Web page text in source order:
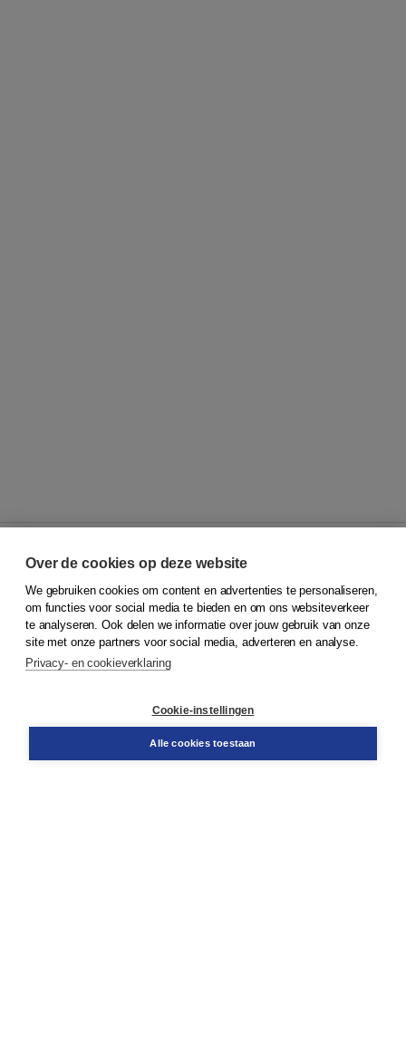
© 2026Koninklijke Boom uitgevers
Klantenservice
Service & informatie
Contact
Over de cookies op deze website
We gebruiken cookies om content en advertenties te personaliseren,
om functies voor social media te bieden en om ons websiteverkeer
te analyseren. Ook delen we informatie over jouw gebruik van onze
site met onze partners voor social media, adverteren en analyse.
Privacy- en cookieverklaring
Cookie-instellingen
Alle cookies toestaan